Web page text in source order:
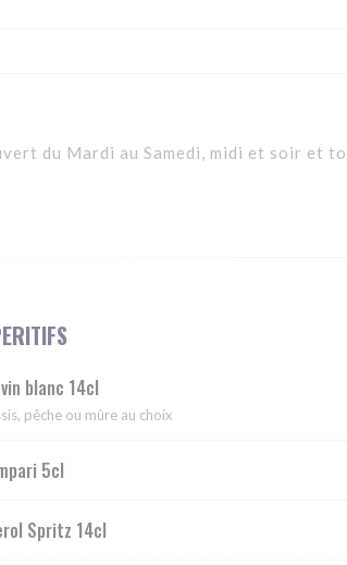
du Mardi au Samedi, midi et soir et
blanc 14cl
pêche ou mûre au choix
5cl
Spritz 14cl